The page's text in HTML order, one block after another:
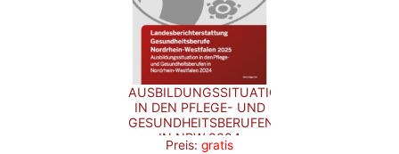
AUSBILDUNGSSITUATION
IN DEN PFLEGE- UND
GESUNDHEITSBERUFEN
IN NRW 2024
Preis: gratis